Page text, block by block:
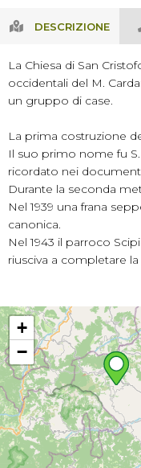
DESCRIZIONE
La Chiesa di San
occidentali del M.
un gruppo di case.
La prima costruzione
Il suo primo nome fu
ricordato nei
Durante la seconda
Nel 1939 una frana
canonica.
Nel 1943 il parroco
riusciva a completare
+
−